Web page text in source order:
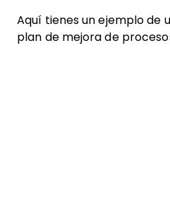
Aquí tienes un ejemplo de
plan de mejora de